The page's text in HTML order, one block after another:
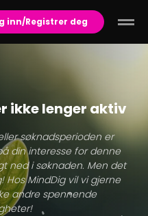
inn/Registrer deg
ikke lenger aktiv
søknadsperioden er
din interesse for denne
ned i søknaden. Men det
MindDig vil vi gjerne
andre spennende